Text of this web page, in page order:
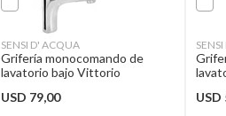
SENSI D' ACQUA
Grifería monocomando de
lavatorio bajo Vittorio
USD 79,00
USD